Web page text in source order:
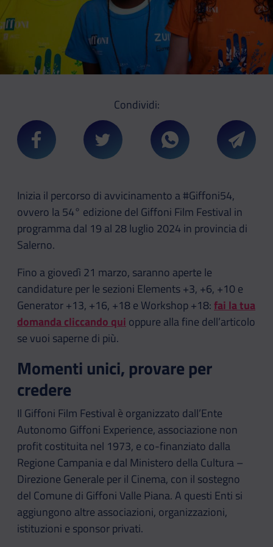
Condividi:
Condividi su FacebookCondividi su TwitterCondividi su
Inizia il percorso di avvicinamento a #Giffoni54,
ovvero la 54° edizione del Giffoni Film Festival in
programma dal 19 al 28 luglio 2024 in provincia di
Salerno.
Fino a giovedì 21 marzo, saranno aperte le
candidature per le sezioni Elements +3, +6, +10 e
Generator +13, +16, +18 e Workshop +18:fai la tua
domanda cliccando qui oppure alla fine dell’articolo
se vuoi saperne di più.
Momenti unici, provare per
credere
Il Giffoni Film Festival è organizzato dall’Ente
Autonomo Giffoni Experience, associazione non
profit costituita nel 1973, e co-finanziato dalla
Regione Campania e dal Ministero della Cultura –
Direzione Generale per il Cinema, con il sostegno
del Comune di Giffoni Valle Piana. A questi Enti si
aggiungono altre associazioni, organizzazioni,
istituzioni e sponsor privati.